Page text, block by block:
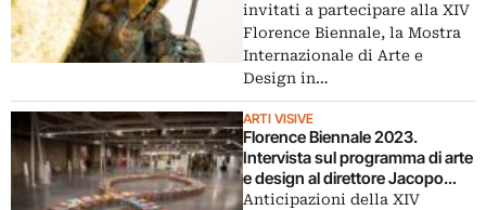
invitati a partecipare alla XIV
Florence Biennale, la Mostra
Internazionale di Arte e
Design in…
ARTI VISIVE
Florence Biennale 2023.
Intervista sul programma di arte
e design al direttore Jacopo
Celona
Anticipazioni della XIV